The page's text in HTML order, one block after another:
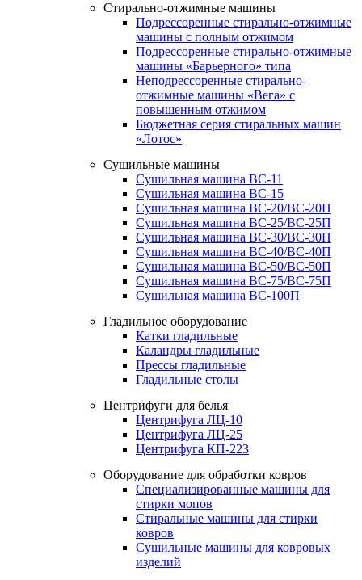
Стирально-отжимные машины
Подрессоренные стирально-отжимные
машины с полным отжимом
Подрессоренные стирально-отжимные
машины «Барьерного» типа
Неподрессоренные стирально-
отжимные машины «Вега» с
повышенным отжимом
Бюджетная серия стиральных машин
«Лотос»
Сушильные машины
Сушильная машина ВС-11
Сушильная машина ВС-15
Сушильная машина ВС-20/ВС-20П
Сушильная машина ВС-25/ВС-25П
Сушильная машина ВС-30/ВС-30П
Сушильная машина ВС-40/ВС-40П
Сушильная машина ВС-50/ВС-50П
Сушильная машина ВС-75/ВС-75П
Сушильная машина ВС-100П
Гладильное оборудование
Катки гладильные
Каландры гладильные
Прессы гладильные
Гладильные столы
Центрифуги для белья
Центрифуга ЛЦ-10
Центрифуга ЛЦ-25
Центрифуга КП-223
Оборудование для обработки ковров
Специализированные машины для
стирки мопов
Стиральные машины для стирки
ковров
Сушильные машины для ковровых
изделий